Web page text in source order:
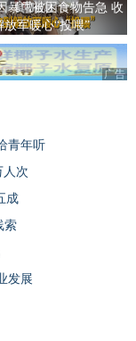
暴雪被困食物告急 收
放军暖心“投喂”
广告
青年听
人次
成
索
发展